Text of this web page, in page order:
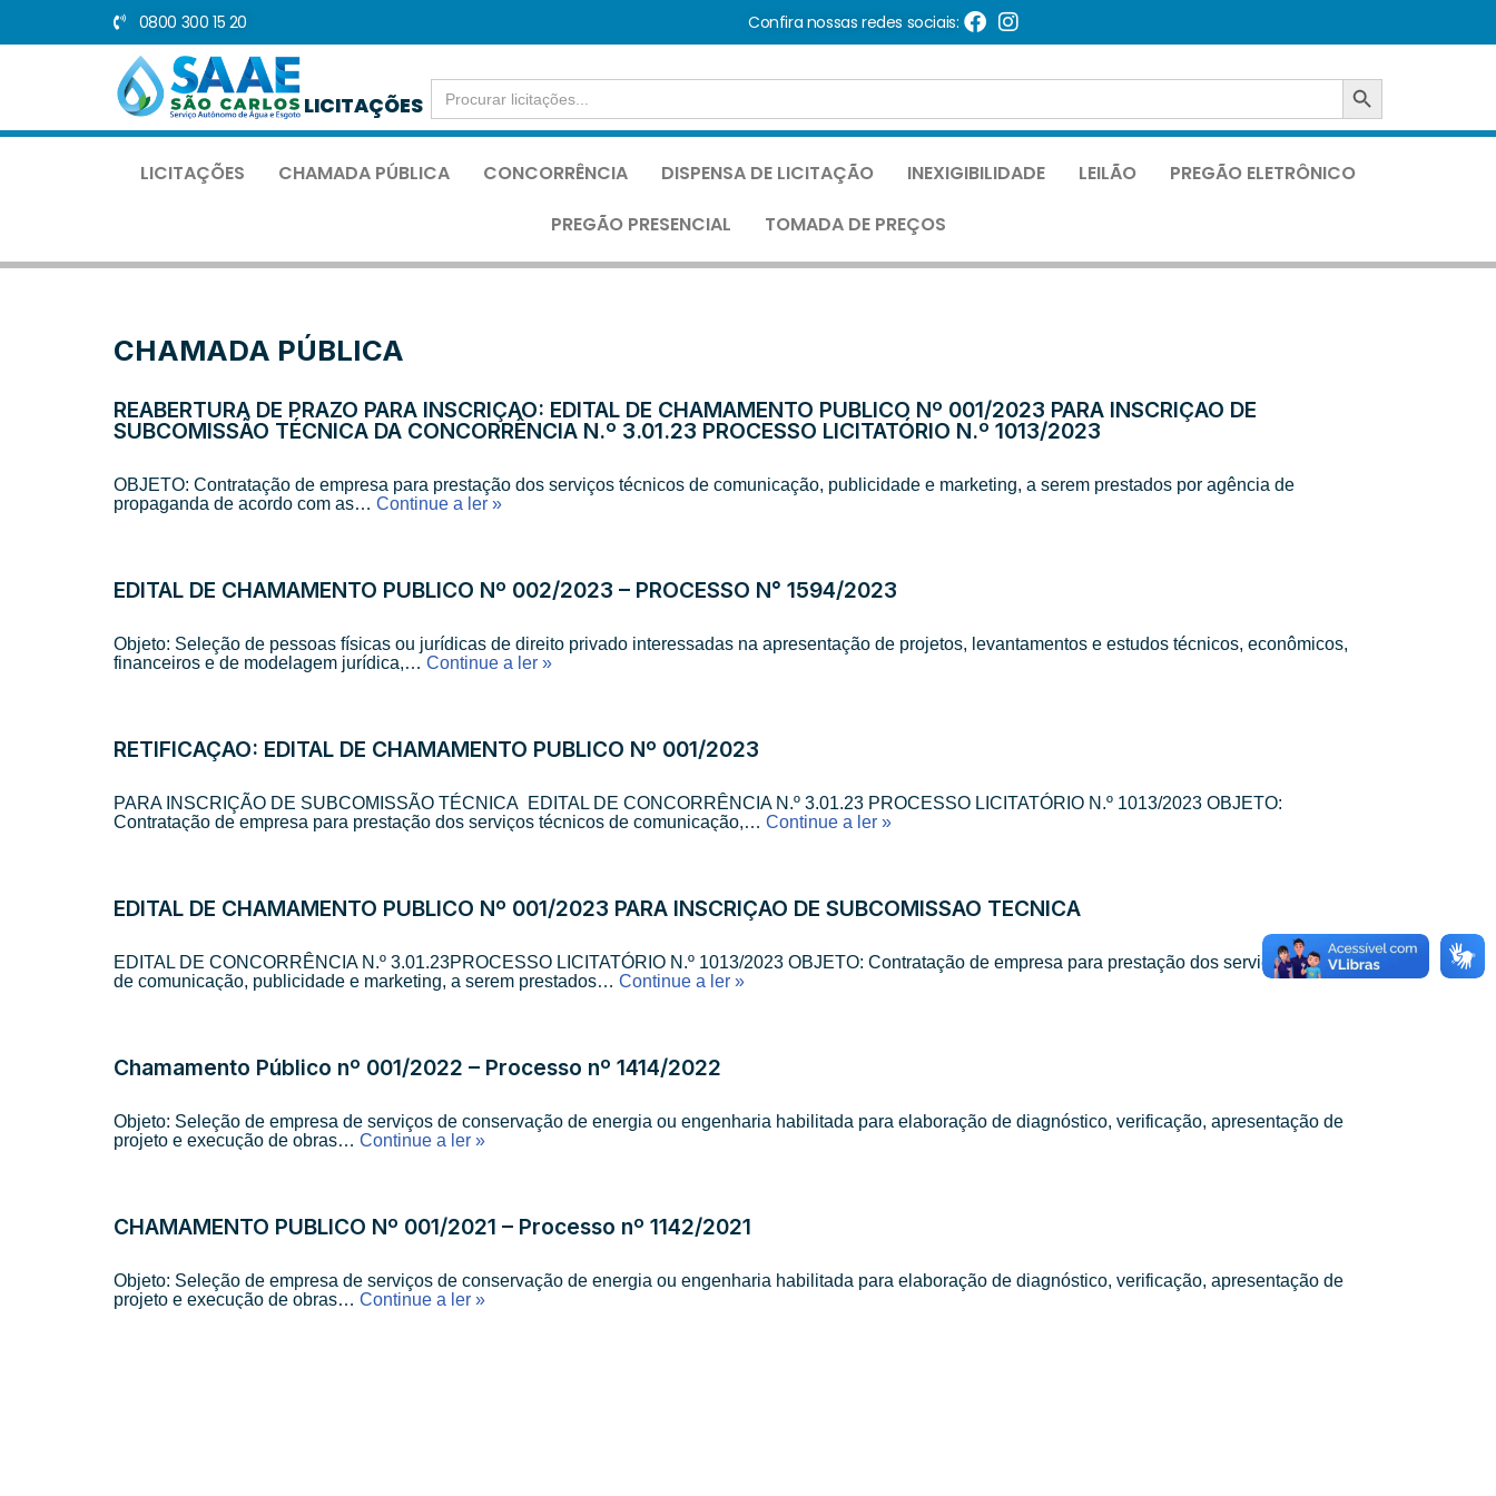
0800 300 15 20 Confira nossas redes sociais:
LICITAÇÕES
Search
for:
SEARCH BUTTON
LICITAÇÕES CHAMADA PÚBLICA CONCORRÊNCIA DISPENSA DE LICITAÇÃO INEXIGIBILIDADE LEILÃO
PREGÃO ELETRÔNICO
PREGÃO PRESENCIAL
TOMADA DE PREÇOS
CHAMADA PÚBLICA
REABERTURA DE PRAZO PARA INSCRIÇÃO: EDITAL DE CHAMAMENTO PÚBLICO Nº 001/2023 PARA INSCRIÇÃO DE
SUBCOMISSÃO TÉCNICA DA CONCORRÊNCIA N.º 3.01.23 PROCESSO LICITATÓRIO N.º 1013/2023
OBJETO: Contratação de empresa para prestação dos serviços técnicos de comunicação, publicidade e marketing, a serem prestados por agência de
propaganda de acordo com as… Continue a ler »
EDITAL DE CHAMAMENTO PÚBLICO Nº 002/2023 – PROCESSO N° 1594/2023
Objeto: Seleção de pessoas físicas ou jurídicas de direito privado interessadas na apresentação de projetos, levantamentos e estudos técnicos, econômicos,
financeiros e de modelagem jurídica,… Continue a ler »
RETIFICAÇÃO: EDITAL DE CHAMAMENTO PÚBLICO Nº 001/2023
PARA INSCRIÇÃO DE SUBCOMISSÃO TÉCNICA EDITAL DE CONCORRÊNCIA N.º 3.01.23 PROCESSO LICITATÓRIO N.º 1013/2023 OBJETO:
Contratação de empresa para prestação dos serviços técnicos de comunicação,… Continue a ler »
EDITAL DE CHAMAMENTO PÚBLICO Nº 001/2023 PARA INSCRIÇÃO DE SUBCOMISSÃO TÉCNICA
EDITAL DE CONCORRÊNCIA N.º 3.01.23PROCESSO LICITATÓRIO N.º 1013/2023 OBJETO: Contratação de empresa para prestação dos serviços técnicos
de comunicação, publicidade e marketing, a serem prestados… Continue a ler »
Chamamento Público nº 001/2022 – Processo nº 1414/2022
Objeto: Seleção de empresa de serviços de conservação de energia ou engenharia habilitada para elaboração de diagnóstico, verificação, apresentação de
projeto e execução de obras… Continue a ler »
CHAMAMENTO PÚBLICO Nº 001/2021 – Processo nº 1142/2021
Objeto: Seleção de empresa de serviços de conservação de energia ou engenharia habilitada para elaboração de diagnóstico, verificação, apresentação de
projeto e execução de obras… Continue a ler »